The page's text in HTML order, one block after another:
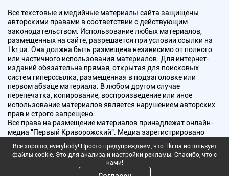
Все текстовые и медийные материалы сайта защищены
авторскими правами в соответствии с действующим
законодательством. Использование любых материалов,
размещенных на сайте, разрешается при условии ссылки на
1kr.ua. Она должна быть размещена независимо от полного
или частичного использования материалов. Для интернет-
изданий обязательна прямая, открытая для поисковых
систем гиперссылка, размещенная в подзаголовке или
первом абзаце материала. В любом другом случае
перепечатка, копирование, воспроизведение или иное
использование материалов является нарушением авторских
прав и строго запрещено.
Все права на размещение материалов принадлежат онлайн-
медиа "Первый Криворожский". Медиа зарегистрировано
радиовещания.
Copyright © 2010 - 2026 Все права защищены
Все хорошо, everybody! Просто предупреждаем, что 1kr.ua использует
файлы cookie. Это для анализа и настройки рекламы. Спасибо, что с
нами!